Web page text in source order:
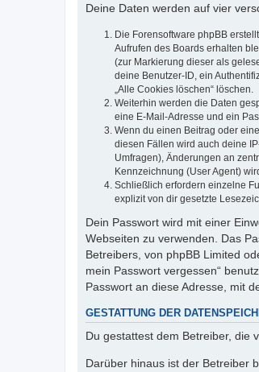
Deine Daten werden auf vier
Die Forensoftware phpBB
Aufrufen des Boards erhalten
(zur Markierung dieser als
deine Benutzer-ID, ein
„Alle Cookies löschen“ löschen.
Weiterhin werden die Daten
eine E-Mail-Adresse und ein
Wenn du einen Beitrag oder
diesen Fällen wird auch deine
Umfragen), Änderungen an
Kennzeichnung (User Agent)
Schließlich erfordern einzelne
explizit von dir gesetzte
Dein Passwort wird mit einer
Webseiten zu verwenden. Das
Betreibers, von phpBB Limited
mein Passwort vergessen“
Passwort an diese Adresse, mit
GESTATTUNG DER
Du gestattest dem Betreiber, die
Darüber hinaus ist der Betreiber